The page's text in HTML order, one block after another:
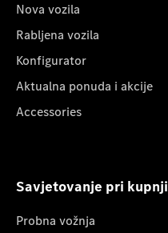
Nova vozila
Rabljena vozila
Konfigurator
Aktualna ponuda i akcije
Accessories
Savjetovanje pri kupnji
Probna vožnja